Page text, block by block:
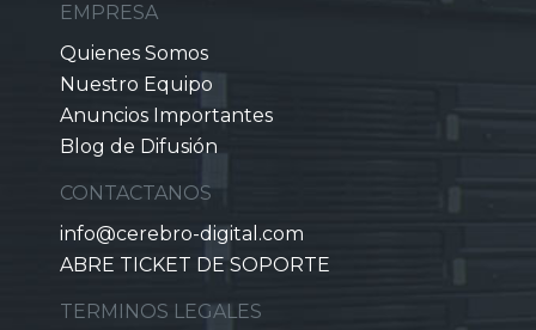
EMPRESA
Quienes Somos
Nuestro Equipo
Anuncios Importantes
Blog de Difusión
CONTACTANOS
info@cerebro-digital.com
ABRE TICKET DE SOPORTE
TERMINOS LEGALES